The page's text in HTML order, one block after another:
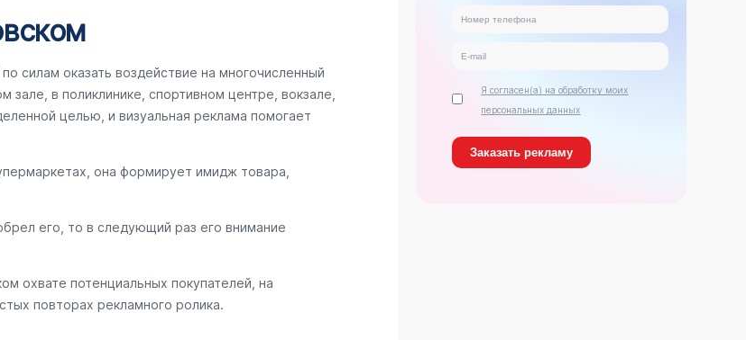
силам оказать воздействие на многочисленный
в поликлинике, спортивном центре, вокзале,
целью, и визуальная реклама помогает
она формирует имидж товара,
его, то в следующий раз его внимание
охвате потенциальных покупателей, на
повторах рекламного ролика.
Я согласен(а) на обработку моих
персональных данных